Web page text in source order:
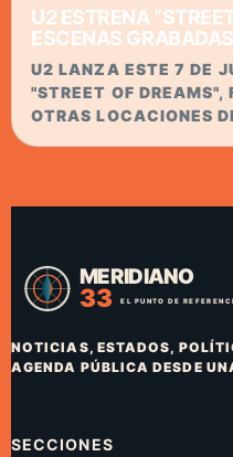
U2 ESTRENA
ESCENAS
U2 LANZA ESTE 7 DE
"STREET OF
OTRAS LOCACIONES
NOTICIAS, ESTADOS,
AGENDA PÚBLICA DESDE
SECCIONES